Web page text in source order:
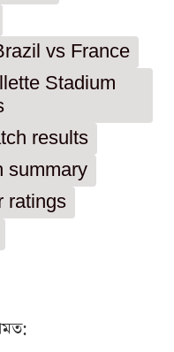
vs France
Stadium
results
summary
ratings